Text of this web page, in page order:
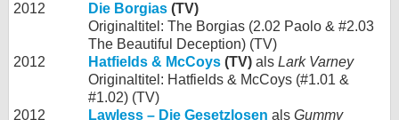
2012
Die Borgias (TV)
Originaltitel: The Borgias (2.02 Paolo & #2.03
The Beautiful Deception) (TV)
2012
Hatfields & McCoys (TV) als Lark Varney
Originaltitel: Hatfields & McCoys (#1.01 &
#1.02) (TV)
2012
Lawless – Die Gesetzlosen als Gummy